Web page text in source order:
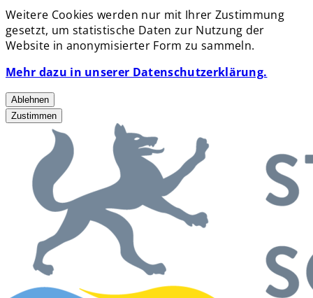
Weitere Cookies werden nur mit Ihrer Zustimmung
gesetzt, um statistische Daten zur Nutzung der
Website in anonymisierter Form zu sammeln.
Mehr dazu in unserer Datenschutzerklärung.
Ablehnen
Zustimmen